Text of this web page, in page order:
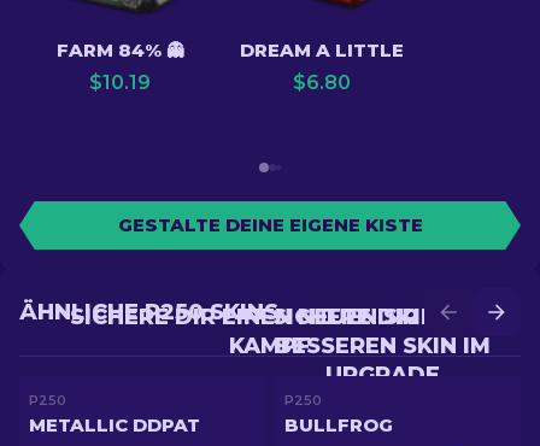
FARM 84% 👻
$10.19
DREAM A LITTLE
$6.80
GESTALTE DEINE EIGENE KISTE
SICHERE DIR EINEN
BESSEREN SKIN IM
UPGRADE
SICHERE DIR EINEN NEUEN SKIN IM
KAMPF
ÄHNLICHE P250 SKINS
P250
METALLIC DDPAT
P250
BULLFROG